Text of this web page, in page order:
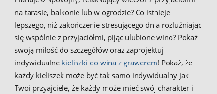
na tarasie, balkonie lub w ogrodzie? Co istnieje
lepszego, niż zakończenie stresującego dnia rozluźniając
się wspólnie z przyjaciółmi, pijąc ulubione wino? Pokaż
swoją miłość do szczegółów oraz zaprojektuj
indywidualne kieliszki do wina z grawerem! Pokaż, że
każdy kieliszek może być tak samo indywidualny jak
Twoi przyajciele, że każdy może mieć swój charakter i